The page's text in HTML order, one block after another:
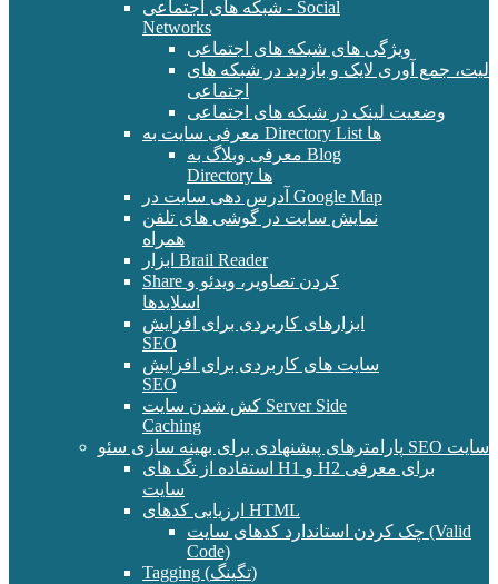
شبکه های اجتماعی - Social
Networks
ویژگی های شبکه های اجتماعی
جمع آوری لایک و بازدید در شبکه های
اجتماعی
وضعیت لینک در شبکه های اجتماعی
معرفی سایت به Directory List ها
معرفی وبلاگ به Blog
Directory ها
آدرس دهی سایت در Google Map
نمایش سایت در گوشی های تلفن
همراه
ابزار Brail Reader
Share کردن تصاویر، ویدئو و
اسلایدها
ابزارهای کاربردی برای افزایش
SEO
سایت های کاربردی برای افزایش
SEO
کش شدن سایت Server Side
Caching
پارامترهای پیشنهادی برای بهینه سازی سئو SEO سایت
استفاده از تگ های H1 و H2 برای معرفی
سایت
ارزیابی کدهای HTML
چک کردن استاندارد کدهای سایت (Valid
Code)
Tagging (تگینگ)